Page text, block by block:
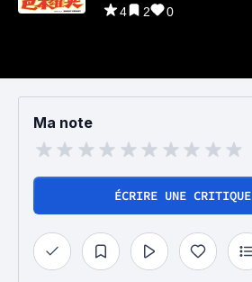
4 2 0
Ma note
ÉCRIRE UNE CRITIQUE